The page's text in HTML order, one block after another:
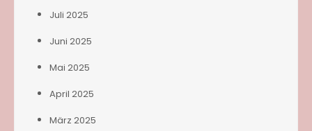
Juli 2025
Juni 2025
Mai 2025
April 2025
März 2025